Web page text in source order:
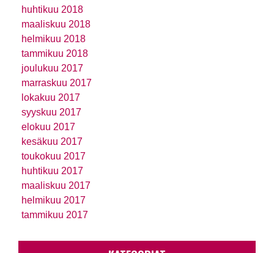
huhtikuu 2018
maaliskuu 2018
helmikuu 2018
tammikuu 2018
joulukuu 2017
marraskuu 2017
lokakuu 2017
syyskuu 2017
elokuu 2017
kesäkuu 2017
toukokuu 2017
huhtikuu 2017
maaliskuu 2017
helmikuu 2017
tammikuu 2017